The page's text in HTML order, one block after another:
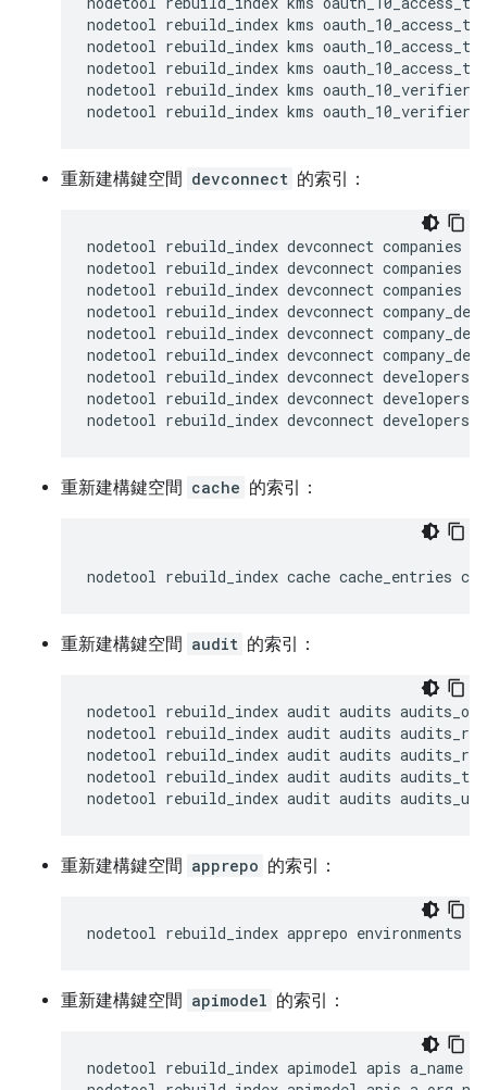
nodetool rebuild_index kms
nodetool rebuild_index kms
nodetool rebuild_index kms
nodetool rebuild_index kms oauth_10_verifiers
nodetool rebuild_index kms
重新建構鍵空間 devconnect 的索引：
nodetool rebuild_index devconnect companies
nodetool rebuild_index devconnect companies
nodetool rebuild_index devconnect companies
nodetool rebuild_index devconnect
nodetool rebuild_index devconnect
nodetool rebuild_index devconnect
nodetool rebuild_index devconnect developers
nodetool rebuild_index devconnect developers
nodetool rebuild_index devconnect developers
重新建構鍵空間 cache 的索引：
nodetool rebuild_index cache cache_entries
重新建構鍵空間 audit 的索引：
nodetool rebuild_index audit audits
nodetool rebuild_index audit audits
nodetool rebuild_index audit audits
nodetool rebuild_index audit audits
nodetool rebuild_index audit audits
重新建構鍵空間 apprepo 的索引：
nodetool rebuild_index apprepo environments
重新建構鍵空間 apimodel 的索引：
nodetool rebuild_index apimodel apis a_name